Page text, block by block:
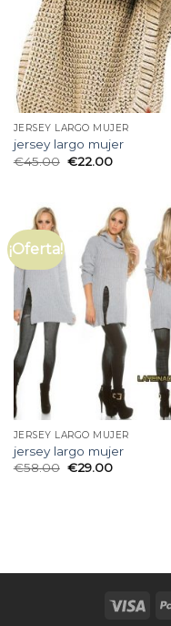
JERSEY LARGO MUJER
jersey largo mujer
€45.00 €22.00
¡Oferta!
JERSEY LARGO MUJER
jersey largo mujer
€58.00 €29.00